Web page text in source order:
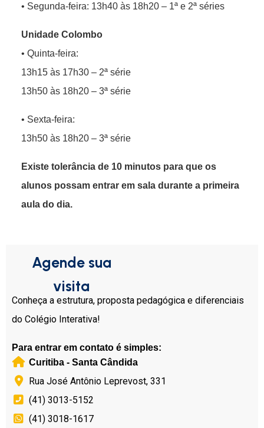
• Segunda-feira: 13h40 às 18h20 – 1ª e 2ª séries
Unidade Colombo
• Quinta-feira:
13h15 às 17h30 – 2ª série
13h50 às 18h20 – 3ª série
• Sexta-feira:
13h50 às 18h20 – 3ª série
Existe tolerância de 10 minutos para que os
alunos possam entrar em sala durante a primeira
aula do dia.
Agende sua
visita
Conheça a estrutura, proposta pedagógica e diferenciais
do Colégio Interativa!
Para entrar em contato é simples:
Curitiba - Santa Cândida
Rua José Antônio Leprevost, 331
(41) 3013-5152
(41) 3018-1617